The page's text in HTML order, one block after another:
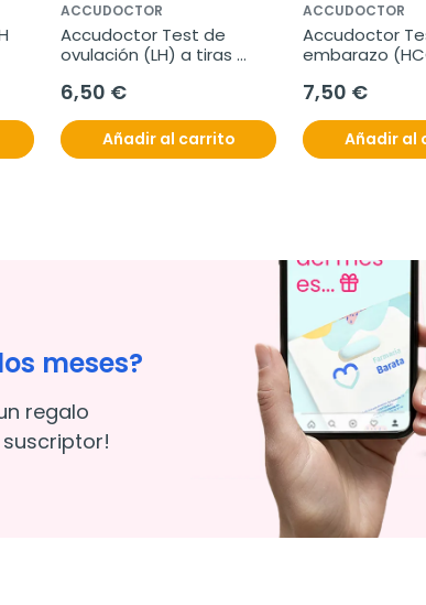
ACCUDOCTOR
Accudoctor Test de
ovulación (LH) a tiras
pruebas
6,50 €
Añadir al carrito
ACCUDOCTOR
Accudoctor
embarazo
7,50 €
Añadir al
meses?
regalo